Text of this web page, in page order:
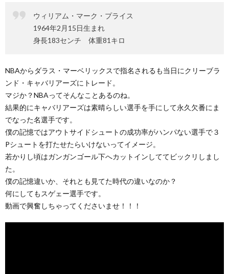
ウィリアム・マーク・プライス
1964年2月15日生まれ
身長183センチ 体重81キロ
NBAからダラス・マーベリックスで指名されるも当日にクリーブラ
ンド・キャバリアーズにトレード。
マジか？NBAってそんなことあるのね。
結果的にキャバリアーズは素晴らしい選手を手にして永久欠番にま
でなった名選手です。
僕の記憶ではアウトサイドシュートの成功率がハンパない選手で３
Pシュートを打たせたらいけないってイメージ。
若かりし頃はガンガンゴール下へカットインしててビックリしまし
た。
僕の記憶違いか、それとも見てた時代の違いなのか？
何にしてもスゲェー選手です。
動画で興奮しちゃってくださいませ！！！